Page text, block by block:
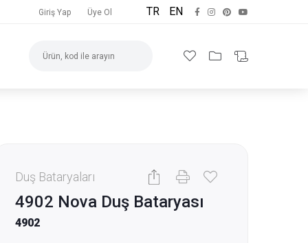
Giriş Yap Üye Ol TR EN
Duş Bataryaları
4902 Nova Duş Bataryası
4902